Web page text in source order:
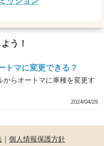
う！
トマに変更できる？
らオートマに車種を変更す
2024/04/29
｜ 個人情報保護方針